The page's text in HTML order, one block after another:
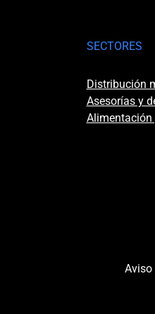
SECTORES
Distribución
Asesorías y
Alimentación
Aviso